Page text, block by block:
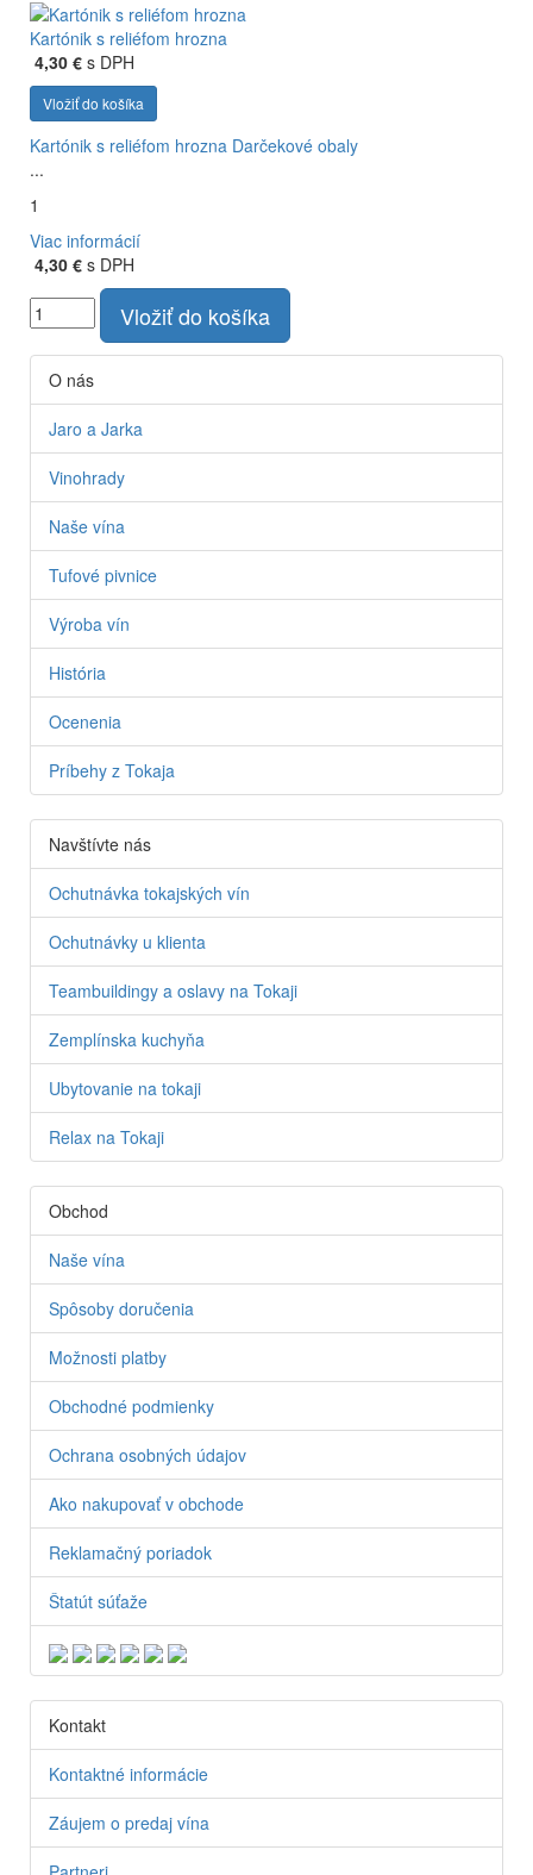
Kartónik s reliéfom hrozna
4,30 € s DPH
Vložiť do košíka
Kartónik s reliéfom hrozna Darčekové obaly
...
1
Viac informácií
4,30 € s DPH
Vložiť do košíka
O nás
Jaro a Jarka
Vinohrady
Naše vína
Tufové pivnice
Výroba vín
História
Ocenenia
Príbehy z Tokaja
Navštívte nás
Ochutnávka tokajských vín
Ochutnávky u klienta
Teambuildingy a oslavy na Tokaji
Zemplínska kuchyňa
Ubytovanie na tokaji
Relax na Tokaji
Obchod
Naše vína
Spôsoby doručenia
Možnosti platby
Obchodné podmienky
Ochrana osobných údajov
Ako nakupovať v obchode
Reklamačný poriadok
Štatút súťaže
Kontakt
Kontaktné informácie
Záujem o predaj vína